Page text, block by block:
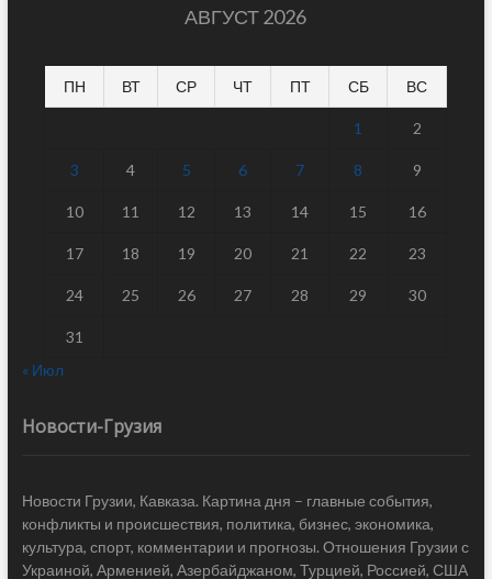
АВГУСТ 2026
ПН ВТ СР ЧТ ПТ СБ ВС
1 2
3 4 5 6 7 8 9
10 11 12 13 14 15 16
17 18 19 20 21 22 23
24 25 26 27 28 29 30
31
« Июл
Новости-Грузия
Новости Грузии, Кавказа. Картина дня – главные события,
конфликты и происшествия, политика, бизнес, экономика,
культура, спорт, комментарии и прогнозы. Отношения Грузии с
Украиной, Арменией, Азербайджаном, Турцией, Россией, США